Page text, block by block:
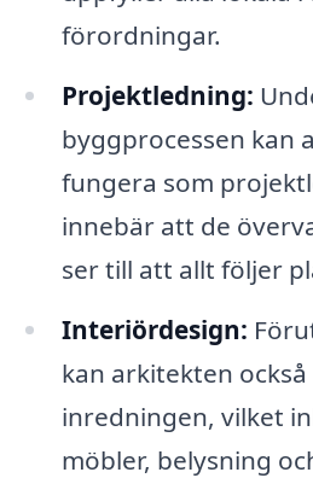
förordningar.
Projektledning:
byggprocessen kan
fungera som
innebär att de
ser till att allt följer
Interiördesign:
kan arkitekten
inredningen, vilket
möbler, belysning